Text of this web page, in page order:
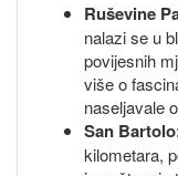
Ruševine
nalazi se u
povijesnih
više o
naseljavale
San
kilometara,